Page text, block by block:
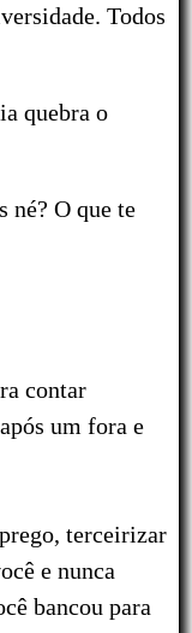
Todos
quebra o
né? O que te
contar
um fora e
terceirizar
e nunca
bancou para